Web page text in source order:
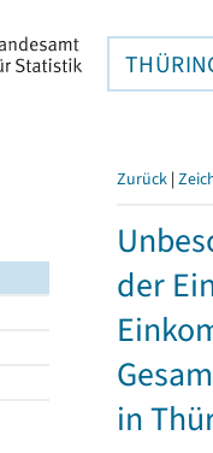
Zurück |
der
in